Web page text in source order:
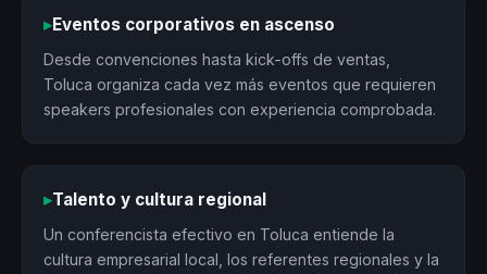
▸Eventos corporativos en ascenso
Desde convenciones hasta kick-offs de ventas,
Toluca organiza cada vez más eventos que requieren
speakers profesionales con experiencia comprobada.
▸Talento y cultura regional
Un conferencista efectivo en Toluca entiende la
cultura empresarial local, los referentes regionales y la